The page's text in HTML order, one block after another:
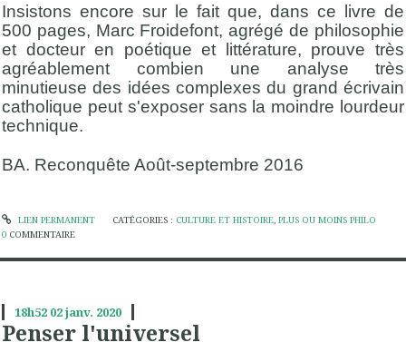
Insistons encore sur le fait que, dans ce livre de
500 pages, Marc Froidefont, agrégé de philosophie
et docteur en poétique et littérature, prouve très
agréablement combien une analyse très
minutieuse des idées complexes du grand écrivain
catholique peut s'exposer sans la moindre lourdeur
technique.
BA. Reconquête Août-septembre 2016
LIEN PERMANENT CATÉGORIES : CULTURE ET HISTOIRE, PLUS OU MOINS PHILO
0 COMMENTAIRE
18h52 02janv. 2020
Penser l'universel